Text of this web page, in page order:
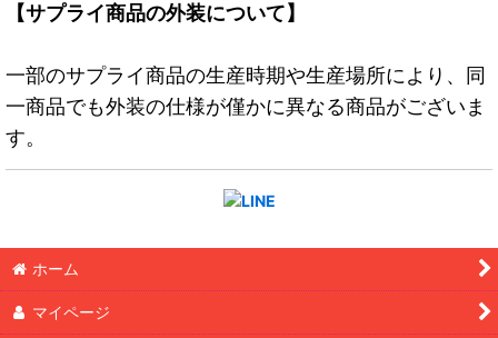
【サプライ商品の外装について】
一部のサプライ商品の生産時期や生産場所により、同
一商品でも外装の仕様が僅かに異なる商品がございま
す。
ホーム
マイページ